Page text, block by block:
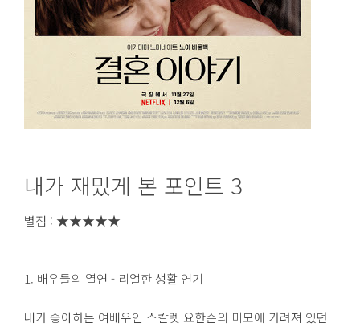
내가 재밌게 본 포인트 3
별점 : ★★★★★
1. 배우들의 열연 - 리얼한 생활 연기
내가 좋아하는 여배우인 스칼렛 요한슨의 미모에 가려져 있던